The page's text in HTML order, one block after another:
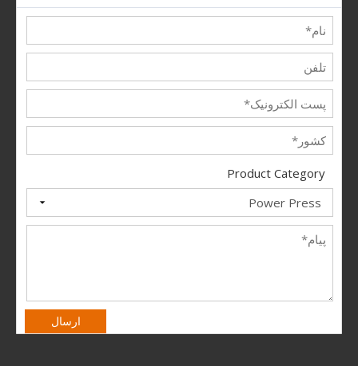
Product Category
ارسال